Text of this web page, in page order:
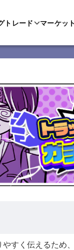
トレード マーケッ
すく伝えるた